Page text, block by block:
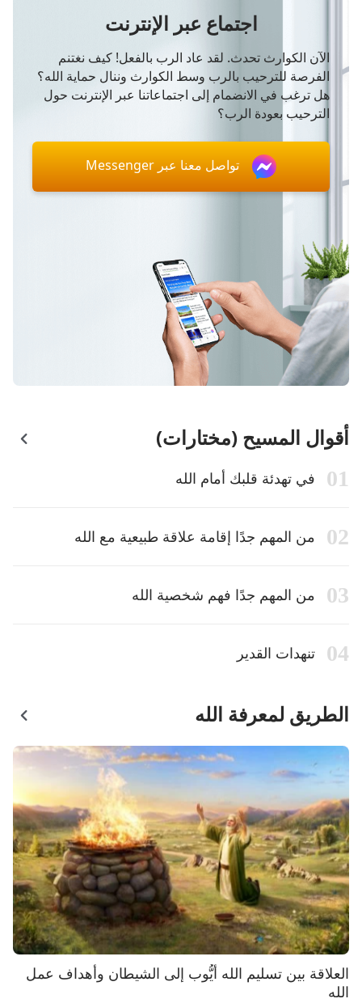
اجتماع عبر الإنترنت
الآن الكوارث تحدث. لقد عاد الرب بالفعل! كيف نغتنم
الفرصة للترحيب بالرب وسط الكوارث وننال حماية الله؟
هل ترغب في الانضمام إلى اجتماعاتنا عبر الإنترنت حول
الترحيب بعودة الرب؟
تواصل معنا عبر Messenger
أقوال المسيح (مختارات)
في تهدئة قلبك أمام الله
من المهم جدًا إقامة علاقة طبيعية مع الله
من المهم جدًا فهم شخصية الله
تنهدات القدير
الطريق لمعرفة الله
العلاقة بين تسليم الله أيُّوب إلى الشيطان وأهداف عمل
الله